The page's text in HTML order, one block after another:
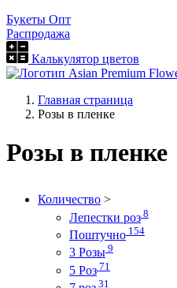
Букеты Опт
Распродажа
Калькулятор цветов
Главная страница
Розы в пленке
Розы в пленке
Количество >
Лепестки роз 8
Поштучно 154
3 Розы 9
5 Роз 71
31